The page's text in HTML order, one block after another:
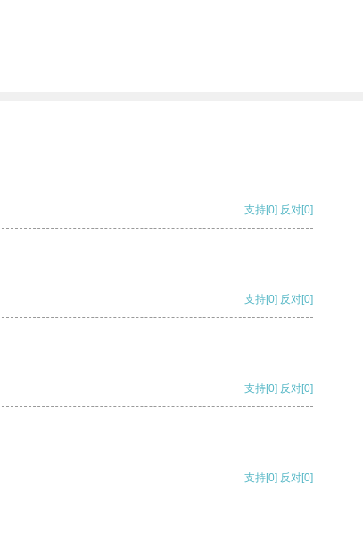
支持[0] 反对[0]
支持[0] 反对[0]
支持[0] 反对[0]
支持[0] 反对[0]